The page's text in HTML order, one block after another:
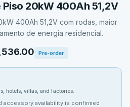
Piso 20kW 400Ah 51,2V
400Ah 51,2V com rodas, maior
de energia residencial.
Pre-order
hotels, villas, and factories.
accessory availability is confirmed